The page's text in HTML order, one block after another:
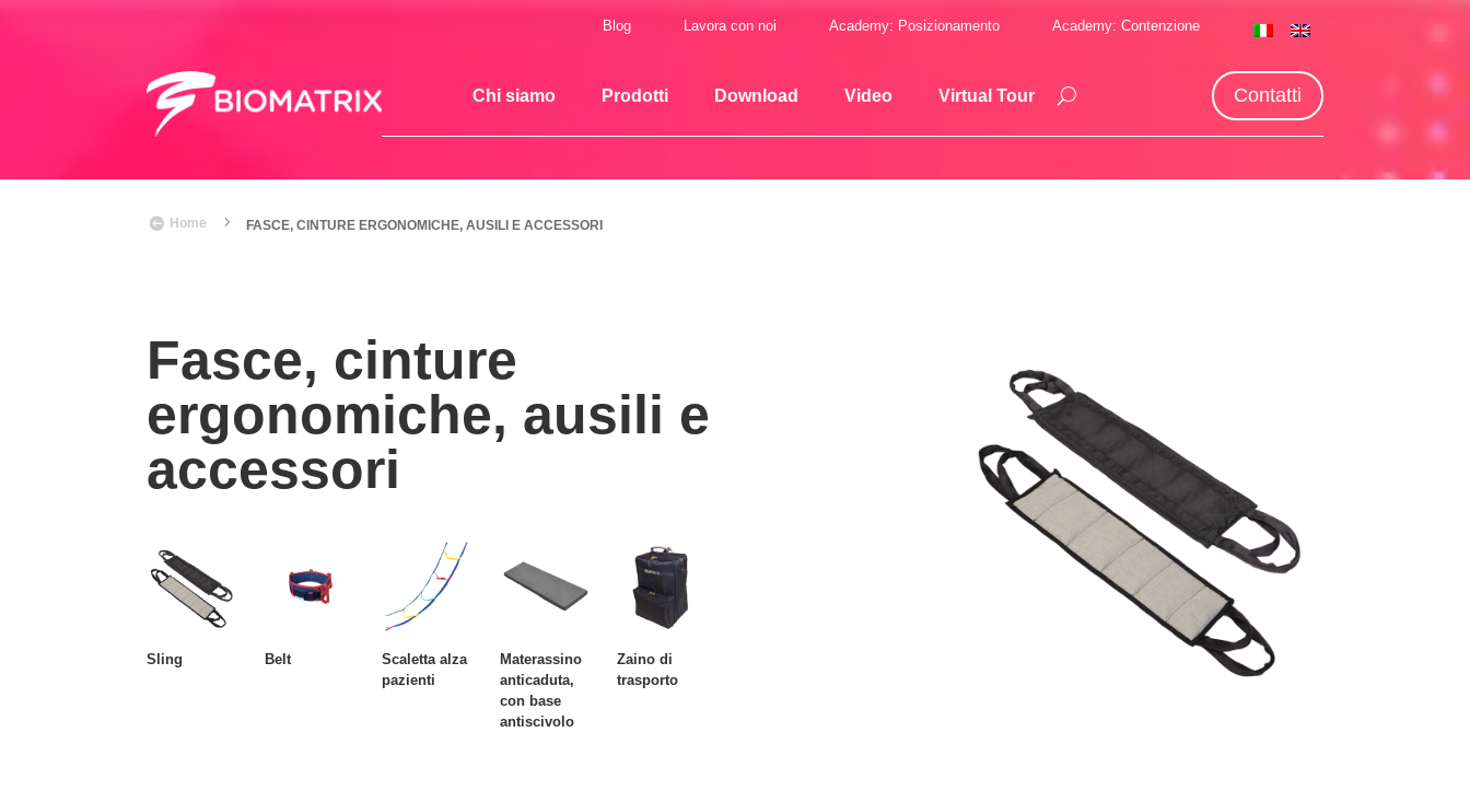
Blog Lavora con noi Academy: Posizionamento Academy: Contenzione
Chi siamo Prodotti Download Video Virtual Tour Contatti
 Home 5 FASCE, CINTURE ERGONOMICHE, AUSILI E ACCESSORI
Fasce, cinture
ergonomiche, ausili e
accessori
Sling Belt
Scaletta alza
pazienti
Materassino
anticaduta,
con base
antiscivolo
Zaino di
trasporto